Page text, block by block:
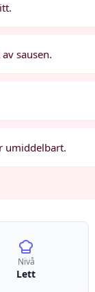
sausen.
umiddelbart.
Nivå
Lett